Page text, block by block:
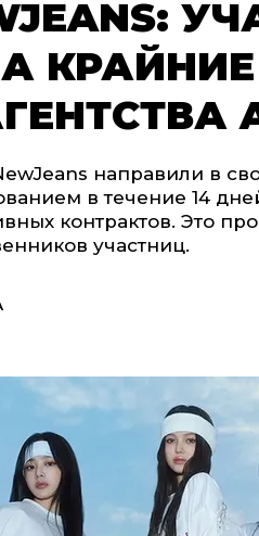
направили в
в течение 14
контрактов. Это
участниц.